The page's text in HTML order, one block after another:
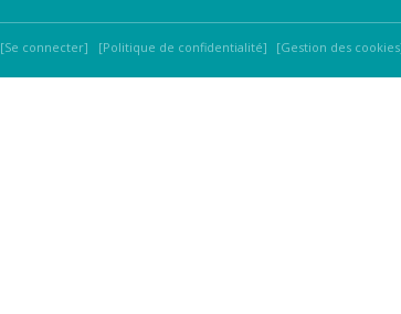
Se connecter Politique de confidentialité Gestion des cookies